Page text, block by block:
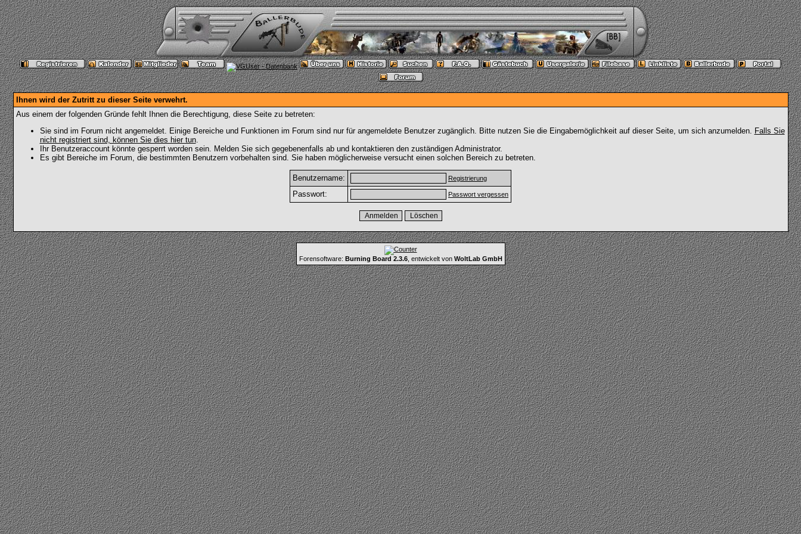
Ihnen wird der Zutritt zu dieser Seite verwehrt.
Aus einem der folgenden Gründe fehlt Ihnen die Berechtigung, diese Seite zu betreten:
Sie sind im Forum nicht angemeldet. Einige Bereiche und Funktionen im Forum sind nur für angemeldete Benutzer zugänglich. Bitte nutzen Sie die Eingabemöglichkeit auf dieser Seite, um sich anzumelden. Falls Sie
nicht registriert sind, können Sie dies hier tun.
Ihr Benutzeraccount könnte gesperrt worden sein. Melden Sie sich gegebenenfalls ab und kontaktieren den zuständigen Administrator.
Es gibt Bereiche im Forum, die bestimmten Benutzern vorbehalten sind. Sie haben möglicherweise versucht einen solchen Bereich zu betreten.
Benutzername: Registrierung
Passwort: Passwort vergessen
Forensoftware: Burning Board 2.3.6, entwickelt von WoltLab GmbH